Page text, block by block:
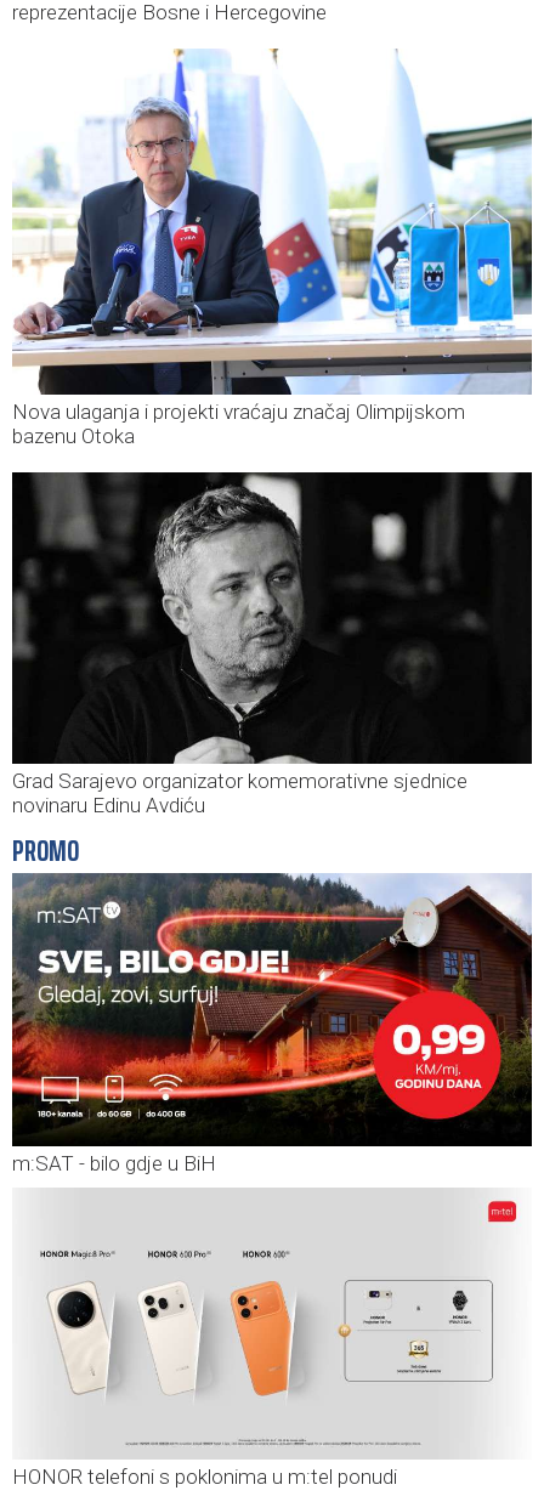
reprezentacije Bosne i Hercegovine
Nova ulaganja i projekti vraćaju značaj Olimpijskom
bazenu Otoka
Grad Sarajevo organizator komemorativne sjednice
novinaru Edinu Avdiću
PROMO
m:SAT - bilo gdje u BiH
HONOR telefoni s poklonima u m:tel ponudi